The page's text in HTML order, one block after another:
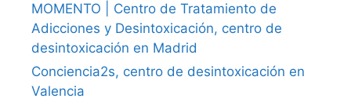
MOMENTO | Centro de Tratamiento de
Adicciones y Desintoxicación, centro de
desintoxicación en Madrid
Conciencia2s, centro de desintoxicación en
Valencia